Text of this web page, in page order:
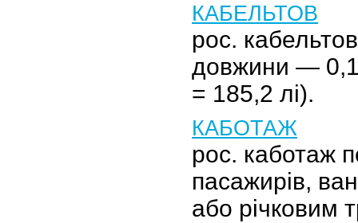
КАБЕЛЬТОВ
рос.
довжини — 0,1
= 185,2 лі).
КАБОТАЖ
рос. каботаж
пасажирів,
або річковим